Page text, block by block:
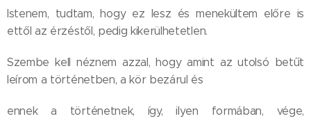
Istenem, tudtam, hogy ez lesz és menekültem előre is
ettől az érzéstől, pedig kikerülhetetlen.
Szembe kell néznem azzal, hogy amint az utolsó betűt
leírom a történetben, a kör bezárul és
ennek a történetnek, így, ilyen formában, vége,